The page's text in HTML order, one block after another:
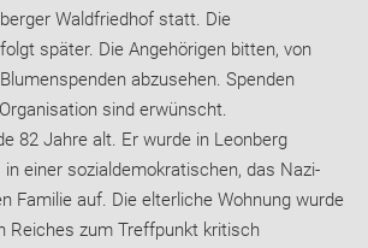
Waldfriedhof statt. Die
später. Die Angehörigen bitten, von
abzusehen. Spenden
sind erwünscht.
82 Jahre alt. Er wurde in Leonberg
einer sozialdemokratischen, das Nazi-
Familie auf. Die elterliche Wohnung wurde
Reiches zum Treffpunkt kritisch